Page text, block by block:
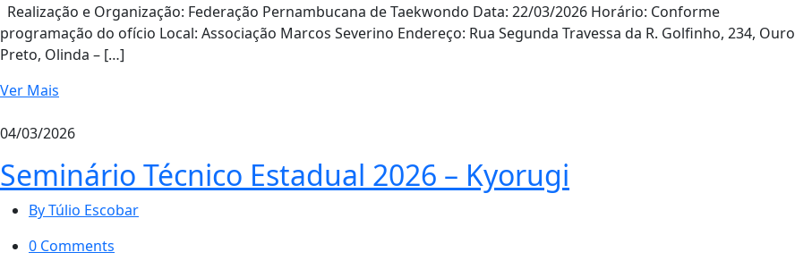
Realização e Organização: Federação Pernambucana de Taekwondo Data: 22/03/2026 Horário: Conforme
programação do ofício Local: Associação Marcos Severino Endereço: Rua Segunda Travessa da R. Golfinho, 234, Ouro
Preto, Olinda – […]
Ver Mais
04/03/2026
Seminário Técnico Estadual 2026 – Kyorugi
By Túlio Escobar
0 Comments